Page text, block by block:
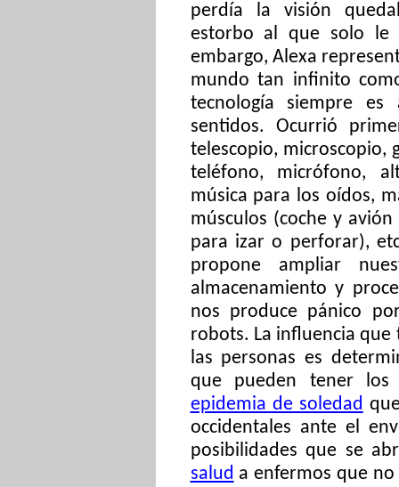
perdía la visión
estorbo alque solo le
embargo, Alexa
mundo tan infinito
tecnología siempre
sentidos. Ocurrió
telescopio, microscopio,
teléfono, micrófono,
música para los oídos,
músculos (coche y
para izar o perforar),
propone ampliar
almacenamiento y
nos produce pánico
robots. La influencia
las personas es
que pueden tener los
epidemia de soledad
occidentales ante el
posibilidades que se
salud a enfermos que